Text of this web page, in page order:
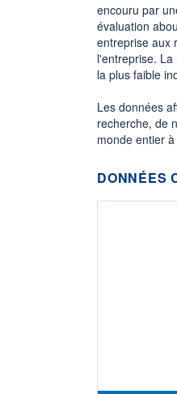
encouru par
évaluation
entreprise aux
l'entreprise.
la plus faible
Les données
recherche, de
monde entier
DONNÉES